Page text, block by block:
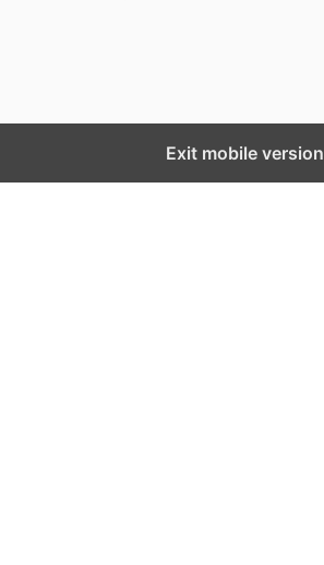
Exit mobile version